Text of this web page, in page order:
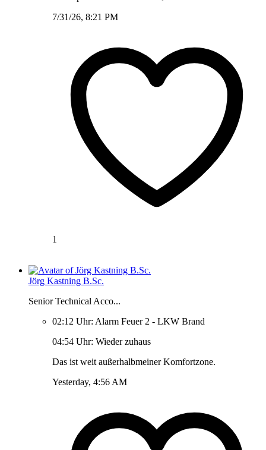
7/31/26, 8:21 PM
1
Jörg Kastning B.Sc.
Senior Technical Acco...
02:12 Uhr: Alarm Feuer 2 - LKW Brand
04:54 Uhr: Wieder zuhaus
Das ist weit außerhalbmeiner Komfortzone.
Yesterday, 4:56 AM